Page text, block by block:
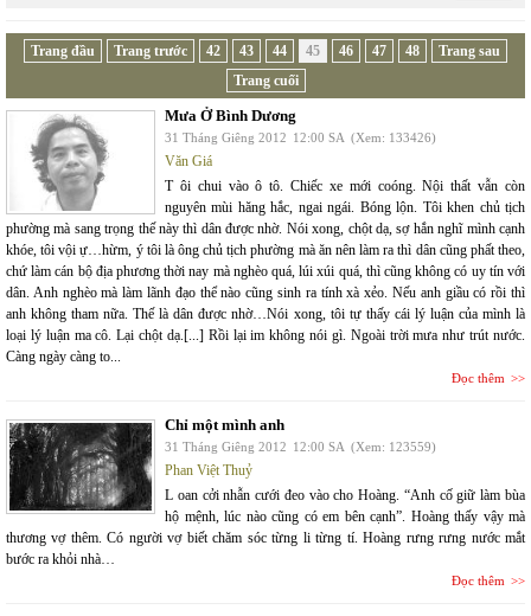
Trang đầu Trang trước 42 43 44 45 46 47 48
Trang sau
Trang cuối
Mưa Ở Bình Dương
31 Tháng Giêng 2012 12:00 SA (Xem: 133426)
Văn Giá
T ôi chui vào ô tô. Chiếc xe mới coóng. Nội thất vẫn còn
nguyên mùi hăng hắc, ngai ngái. Bóng lộn. Tôi khen chủ tịch
phường mà sang trọng thế này thì dân được nhờ. Nói xong, chột dạ, sợ hắn nghĩ mình cạnh
khóe, tôi vội ự…hừm, ý tôi là ông chủ tịch phường mà ăn nên làm ra thì dân cũng phất theo,
chứ làm cán bộ địa phương thời nay mà nghèo quá, lúi xúi quá, thì cũng không có uy tín với
dân. Anh nghèo mà làm lãnh đạo thể nào cũng sinh ra tính xà xẻo. Nếu anh giầu có rồi thì
anh không tham nữa. Thế là dân được nhờ…Nói xong, tôi tự thấy cái lý luận của mình là
loại lý luận ma cô. Lại chột dạ.[...] Rồi lại im không nói gì. Ngoài trời mưa như trút nước.
Càng ngày càng to...
Đọc thêm
Chỉ một mình anh
31 Tháng Giêng 2012 12:00 SA (Xem: 123559)
Phan Việt Thuỷ
L oan cởi nhẫn cưới đeo vào cho Hoàng. “Anh cố giữ làm bùa
hộ mệnh, lúc nào cũng có em bên cạnh”. Hoàng thấy vậy mà
thương vợ thêm. Có người vợ biết chăm sóc từng li từng tí. Hoàng rưng rưng nước mắt
bước ra khỏi nhà…
Đọc thêm